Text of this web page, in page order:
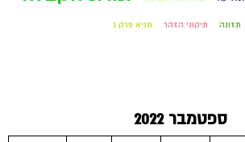
תזונה תיקוני הזהר תניא פרק ג
ספטמבר 2022